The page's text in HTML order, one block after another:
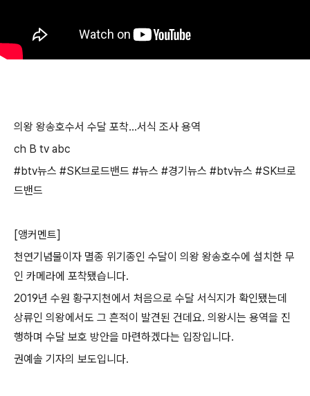
의왕 왕송호수서 수달 포착...서식 조사 용역
ch B tv abc
#btv뉴스 #SK브로드밴드 #뉴스 #경기뉴스 #btv뉴스 #SK브로
드밴드
[앵커멘트]
천연기념물이자 멸종 위기종인 수달이 의왕 왕송호수에 설치한 무
인 카메라에 포착됐습니다.
2019년 수원 황구지천에서 처음으로 수달 서식지가 확인됐는데
상류인 의왕에서도 그 흔적이 발견된 건데요. 의왕시는 용역을 진
행하며 수달 보호 방안을 마련하겠다는 입장입니다.
권예솔 기자의 보도입니다.